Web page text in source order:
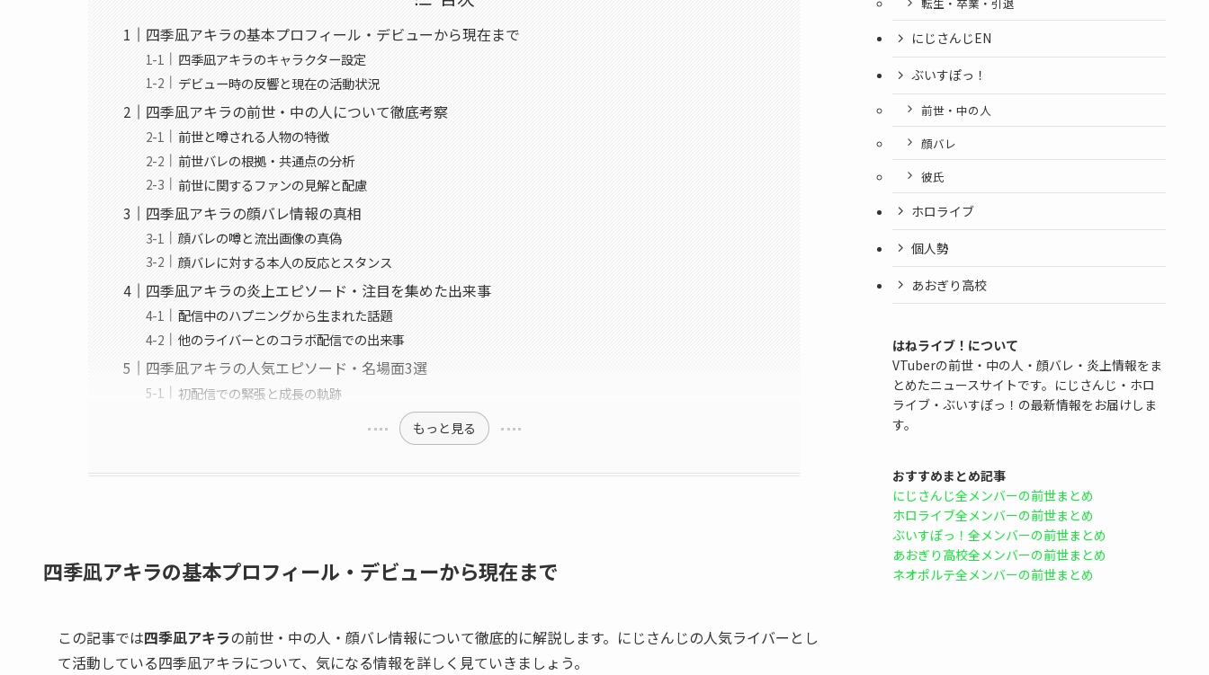
四季凪アキラの基本プロフィール・デビューから現在まで
四季凪アキラのキャラクター設定
デビュー時の反響と現在の活動状況
四季凪アキラの前世・中の人について徹底考察
前世と噂される人物の特徴
前世バレの根拠・共通点の分析
前世に関するファンの見解と配慮
四季凪アキラの顔バレ情報の真相
顔バレの噂と流出画像の真偽
顔バレに対する本人の反応とスタンス
四季凪アキラの炎上エピソード・注目を集めた出来事
配信中のハプニングから生まれた話題
他のライバーとのコラボ配信での出来事
四季凪アキラの人気エピソード・名場面3選
初配信での緊張と成長の軌跡
もっと見る
四季凪アキラの基本プロフィール・デビューから現在まで
この記事では四季凪アキラの前世・中の人・顔バレ情報について徹底的に解説します。にじさんじの人気ライバーとし
て活動している四季凪アキラについて、気になる情報を詳しく見ていきましょう。
にじさんじEN
ぶいすぽっ！
前世・中の人
顔バレ
彼氏
ホロライブ
個人勢
あおぎり高校
はねライブ！について
VTuberの前世・中の人・顔バレ・炎上情報をま
とめたニュースサイトです。にじさんじ・ホロ
ライブ・ぶいすぽっ！の最新情報をお届けしま
す。
おすすめまとめ記事
にじさんじ全メンバーの前世まとめ
ホロライブ全メンバーの前世まとめ
ぶいすぽっ！全メンバーの前世まとめ
あおぎり高校全メンバーの前世まとめ
ネオポルテ全メンバーの前世まとめ